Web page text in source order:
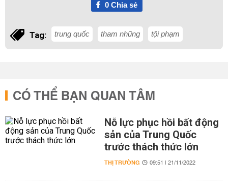
0Chia sẻ
Tag: trung quốc tham nhũng tội phạm
CÓ THỂ BẠN QUAN TÂM
Nỗ lực phục hồi bất động
sản của Trung Quốc
trước thách thức lớn
THỊ TRƯỜNG 09:51 | 21/11/2022